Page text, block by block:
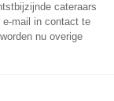
cateraars
e-mail in contact te
nu overige